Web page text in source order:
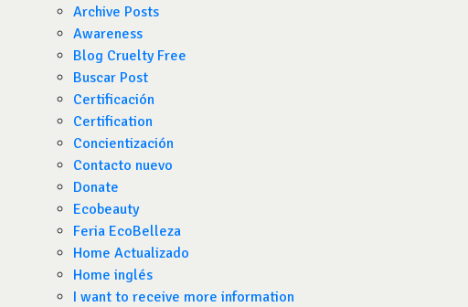
Archive Posts
Awareness
Blog Cruelty Free
Buscar Post
Certificación
Certification
Concientización
Contacto nuevo
Donate
Ecobeauty
Feria EcoBelleza
Home Actualizado
Home inglés
I want to receive more information